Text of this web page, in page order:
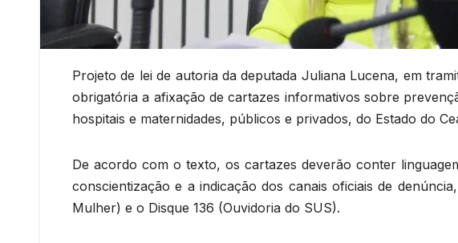
Projeto de lei de autoria da deputada Juliana Lucena, em
obrigatória a afixação de cartazes informativos sobre
hospitais e maternidades, públicos e privados, do Estado do
De acordo com o texto, os cartazes deverão conter
conscientização e a indicação dos canais oficiais de
Mulher) e o Disque 136 (Ouvidoria do SUS).